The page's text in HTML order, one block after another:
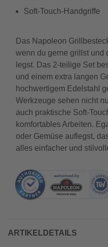
Soft-Touch-Handgriffe
Das Napoleon
wenn du gerne grillst und
legst. Das 2-teilige Set
und einem extra langen
hochwertigem Edelstahl
Werkzeuge sehen nicht
auch praktische Soft-
komfortables Arbeiten.
oder Gemüse auflegst,
alles einfacher und
ARTIKELDETAILS